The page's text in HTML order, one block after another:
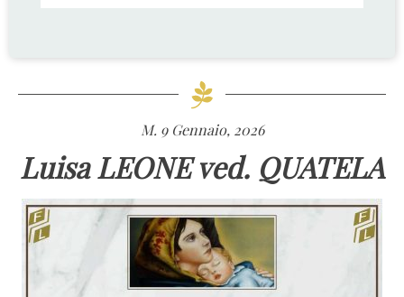
M. 9 Gennaio, 2026
Luisa LEONE ved. QUATELA